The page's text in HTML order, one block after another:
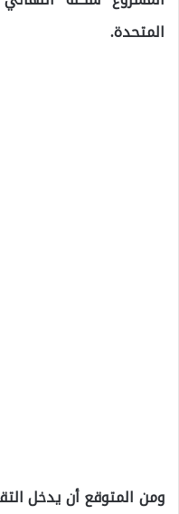
المتحدة.
ومن المتوقع أن يدخل